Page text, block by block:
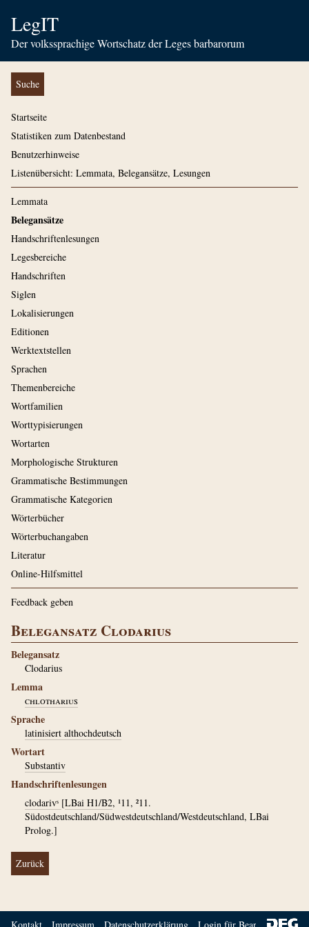
LegIT
Der volkssprachige Wortschatz der Leges barbarorum
Suche
Startseite
Statistiken zum Datenbestand
Benutzerhinweise
Listenübersicht: Lemmata, Belegansätze, Lesungen
Lemmata
Belegansätze
Handschriftenlesungen
Legesbereiche
Handschriften
Siglen
Lokalisierungen
Editionen
Werktextstellen
Sprachen
Themenbereiche
Wortfamilien
Worttypisierungen
Wortarten
Morphologische Strukturen
Grammatische Bestimmungen
Grammatische Kategorien
Wörterbücher
Wörterbuchangaben
Literatur
Online-Hilfsmittel
Feedback geben
Belegansatz Clodarius
Belegansatz
Clodarius
Lemma
chlotharius
Sprache
latinisiert althochdeutsch
Wortart
Substantiv
Handschriftenlesungen
clodarivˢ [LBai H1/B2, ¹11, ²11.
Südostdeutschland/Südwestdeutschland/Westdeutschland, LBai
Prolog.]
Zurück